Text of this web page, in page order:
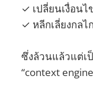
✓ เปลี่ยนเงื่อน
✓ หลีกเลี่ยงกล
ซึ่งล้วนแล้วแต่เ
“context